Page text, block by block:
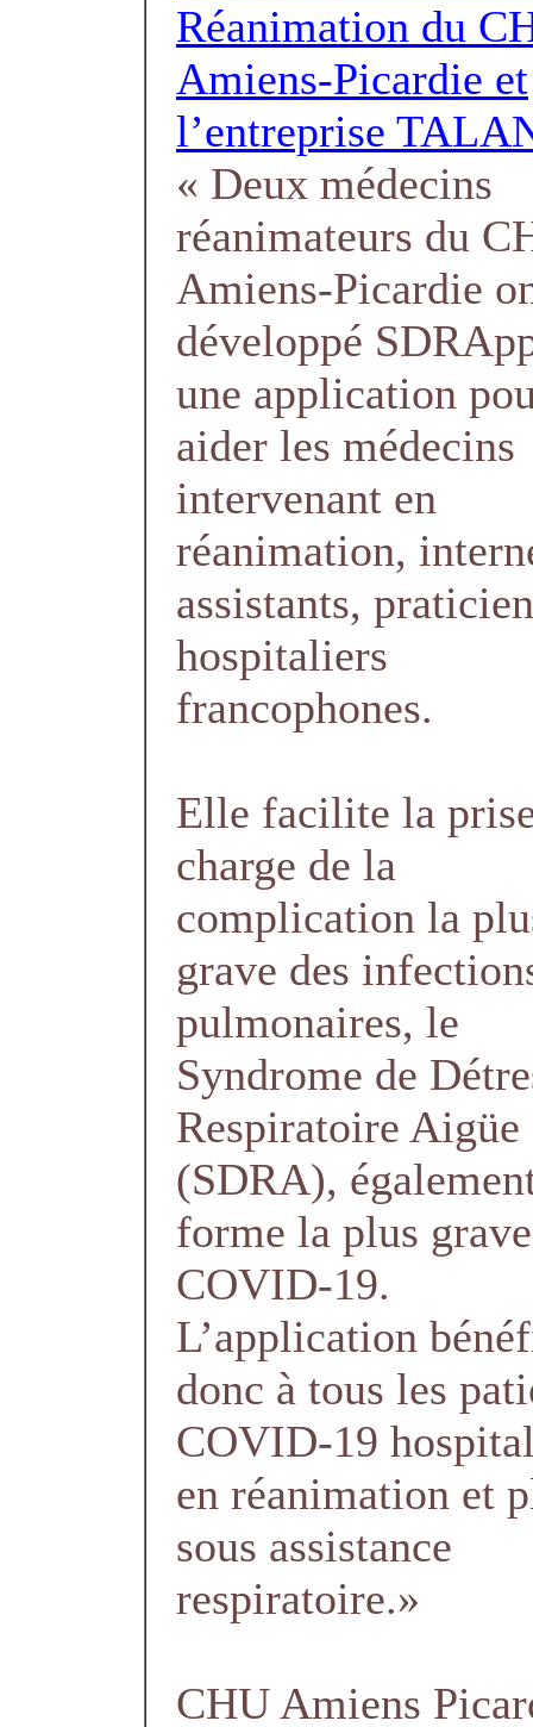
Réanimation du
Amiens-Picardie et
l’entreprise
« Deux médecins
réanimateurs du
Amiens-Picardie
développé
une application
aider les médecins
intervenant en
réanimation,
assistants,
hospitaliers
francophones.
Elle facilite la
charge de la
complication la
grave des
pulmonaires, le
Syndrome de
Respiratoire Aigüe
(SDRA),
forme la plus
COVID-19.
L’application
donc à tous les
COVID-19
en réanimation et
sous assistance
respiratoire.»
CHU Amiens